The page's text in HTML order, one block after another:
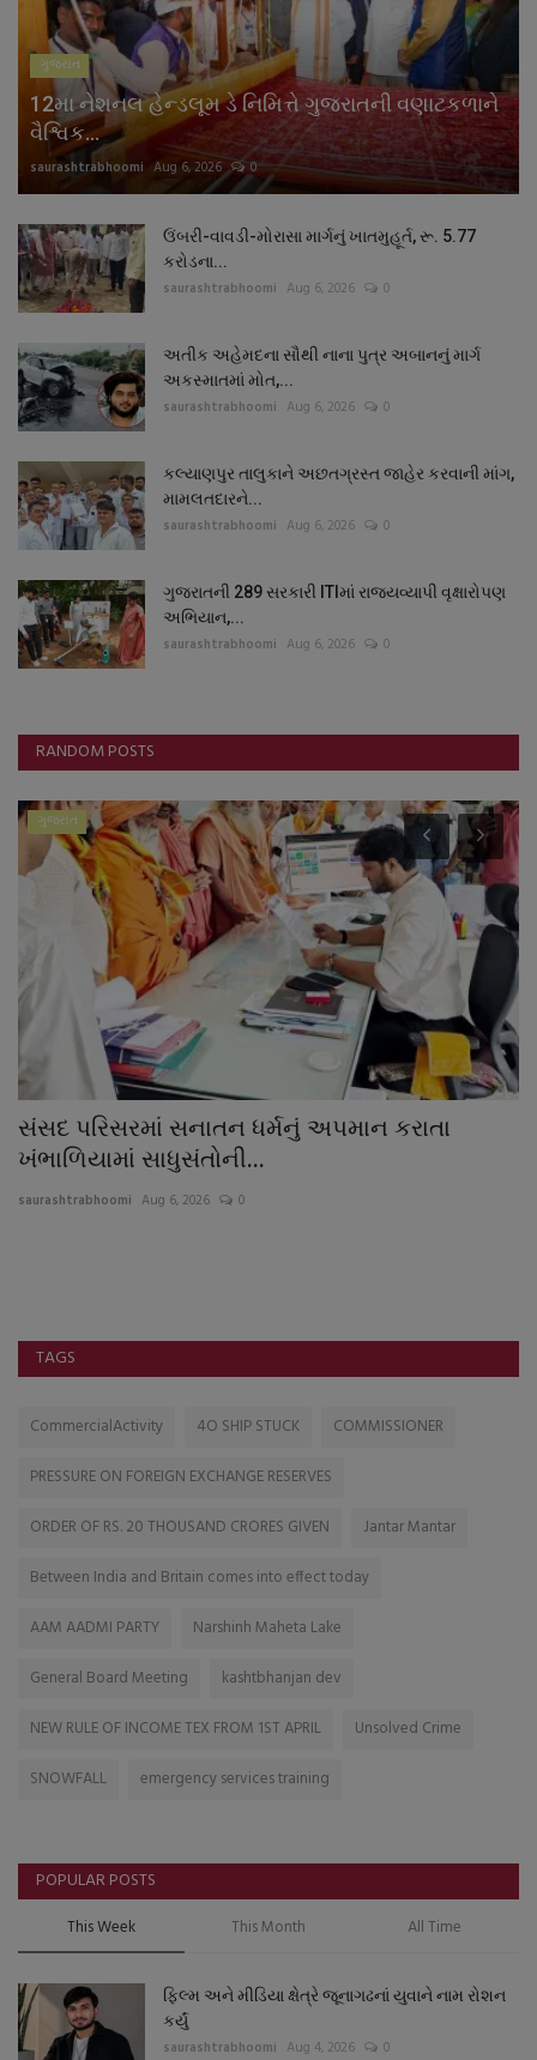
ગુજરાત
12મા નેશનલ હેન્ડલૂમ ડે નિમિત્તે ગુજરાતની વણાટકળાને
વૈશ્વિક...
saurashtrabhoomi Aug 6, 2026 0
ઉંબરી-વાવડી-મોરાસા માર્ગનું ખાતમુહૂર્ત, રૂ. 5.77
કરોડના...
saurashtrabhoomi Aug 6, 2026 0
અતીક અહેમદના સૌથી નાના પુત્ર અબાનનું માર્ગ
અકસ્માતમાં મોત,...
saurashtrabhoomi Aug 6, 2026 0
કલ્યાણપુર તાલુકાને અછતગ્રસ્ત જાહેર કરવાની માંગ,
મામલતદારને...
saurashtrabhoomi Aug 6, 2026 0
ગુજરાતની 289 સરકારી ITIમાં રાજ્યવ્યાપી વૃક્ષારોપણ
અભિયાન,...
saurashtrabhoomi Aug 6, 2026 0
RANDOM POSTS
ગુજરાત
સંસદ પરિસરમાં સનાતન ધર્મનું અપમાન કરાતા
ખંભાળિયામાં સાધુસંતોની...
saurashtrabhoomi Aug 6, 2026 0
TAGS
CommercialActivity 4O SHIP STUCK
COMMISSIONER
PRESSURE ON FOREIGN EXCHANGE RESERVES
ORDER OF RS. 20 THOUSAND CRORES GIVEN
Jantar Mantar
Between India and Britain comes into effect today
AAM AADMI PARTY
Narshinh Maheta Lake
General Board Meeting
kashtbhanjan dev
NEW RULE OF INCOME TEX FROM 1ST APRIL
Unsolved Crime
SNOWFALL
emergency services training
POPULAR POSTS
This Week This Month All Time
ફિલ્મ અને મીડિયા ક્ષેત્રે જૂનાગઢનાં યુવાને નામ રોશન
કર્યું
saurashtrabhoomi Aug 4, 2026 0